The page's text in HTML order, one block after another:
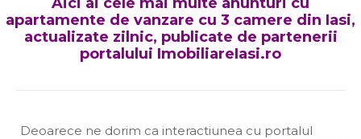
apartamente de vanzare cu 3 camere din Iasi,
actualizate zilnic, publicate de partenerii
portalului ImobiliareIasi.ro
Deoarece ne dorim ca interactiunea cu portalul